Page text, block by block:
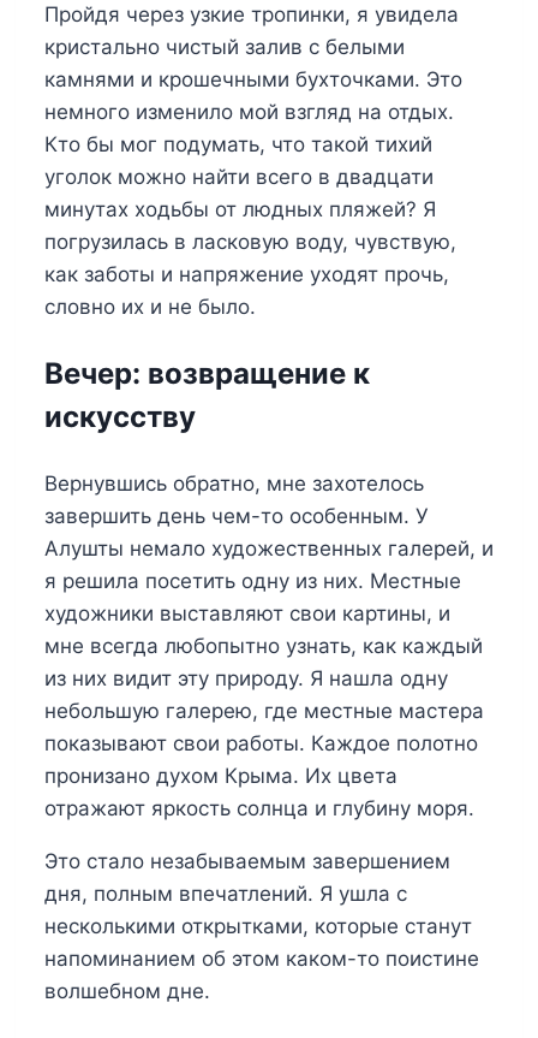
Пройдя через узкие тропинки, я увидела
кристально чистый залив с белыми
камнями и крошечными бухточками. Это
немного изменило мой взгляд на отдых.
Кто бы мог подумать, что такой тихий
уголок можно найти всего в двадцати
минутах ходьбы от людных пляжей? Я
погрузилась в ласковую воду, чувствую,
как заботы и напряжение уходят прочь,
словно их и не было.
Вечер: возвращение к
искусству
Вернувшись обратно, мне захотелось
завершить день чем-то особенным. У
Алушты немало художественных галерей, и
я решила посетить одну из них. Местные
художники выставляют свои картины, и
мне всегда любопытно узнать, как каждый
из них видит эту природу. Я нашла одну
небольшую галерею, где местные мастера
показывают свои работы. Каждое полотно
пронизано духом Крыма. Их цвета
отражают яркость солнца и глубину моря.
Это стало незабываемым завершением
дня, полным впечатлений. Я ушла с
несколькими открытками, которые станут
напоминанием об этом каком-то поистине
волшебном дне.